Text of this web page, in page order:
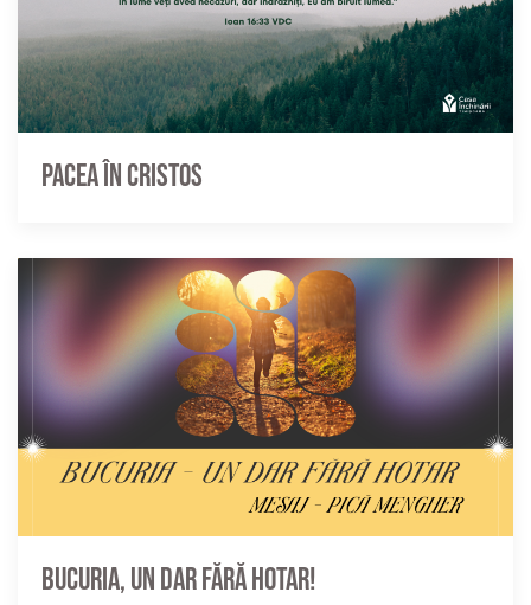
Pacea în Cristos
Bucuria, un dar fără hotar!